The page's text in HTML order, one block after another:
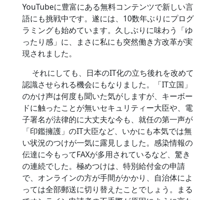
YouTubeに豊富にある無料コンテンツで新しい言
語にも挑戦中です。遂には、10数年ぶりにプログ
ラミングも始めています。久しぶりに味わう「ゆ
ったり感」に、まさに私にも突然働き方改革が実
現されました。
それにしても、日本のIT化の立ち後れを改めて
認識させられる機会にもなりました。「IT立国」
のかけ声は何度も聞いた気がしますが、キーボー
ドに触ったことが無いセキュリティー大臣や、電
子署名が法律的に大丈夫な今も、就任の第一声が
「印鑑擁護」のIT大臣など、いかにも本気では無
い状況のつけが一気に露見しました。感染情報の
伝達に今もってFAXが多用されているなど、驚き
の連続でした。極めつけは、特別給付金の申請
で、オンラインの方が手間がかかり、自治体によ
っては全部郵送に切り替えたことでしょう。まる